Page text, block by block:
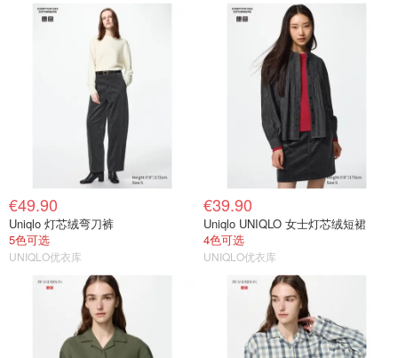
€49.90
Uniqlo 灯芯绒弯刀裤
5色可选
UNIQLO优衣库
€39.90
Uniqlo UNIQLO 女士灯芯绒短裙
4色可选
UNIQLO优衣库